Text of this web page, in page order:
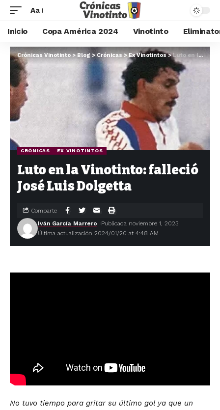
Aa
Inicio Copa América 2024 Vinotinto
Crónicas Vinotinto>Blog > Crónicas>Ex Vinotintos>Luto en la Vinotinto: falleció José Luis Dolgetta
CRÓNICAS EX VINOTINTOS
Luto en la Vinotinto: falleció
José Luis Dolgetta
Última actualización 2024/01/20 at 4:48 AM
Iván García Marrero Publicada noviembre 1, 2023
Comparte
No tuvo tiempo para gritar su último gol ya que un